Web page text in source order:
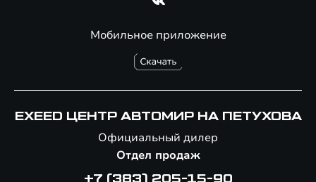
Мобильное приложение
EXEED ЦЕНТР АВТОМИР НА ПЕТУХОВА
Официальный дилер
Отдел продаж
+7 (383) 205-15-90